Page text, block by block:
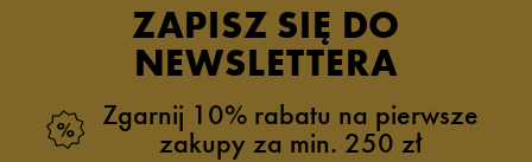
ZAPISZ SIĘ DO
NEWSLETTERA
Zgarnij 10% rabatu na pierwsze
zakupy za min. 250 zł